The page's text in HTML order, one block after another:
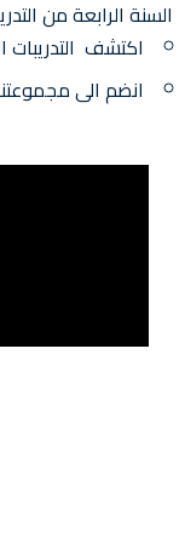
السنة الرابعة من التدريب: 770 إلى
اكتشف التدريبات
انضم الى